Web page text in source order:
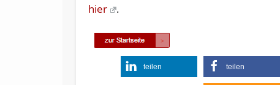
hier
.
teilen teilen